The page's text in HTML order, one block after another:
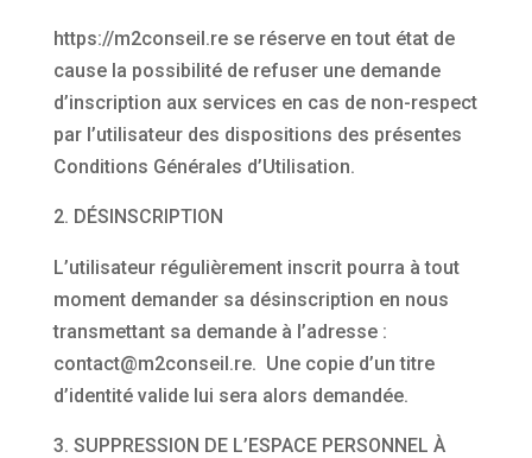
https://m2conseil.re se réserve en tout état de
cause la possibilité de refuser une demande
d’inscription aux services en cas de non-respect
par l’utilisateur des dispositions des présentes
Conditions Générales d’Utilisation.
DÉSINSCRIPTION
L’utilisateur régulièrement inscrit pourra à tout
moment demander sa désinscription en nous
transmettant sa demande à l’adresse :
contact@m2conseil.re. Une copie d’un titre
d’identité valide lui sera alors demandée.
SUPPRESSION DE L’ESPACE PERSONNEL À